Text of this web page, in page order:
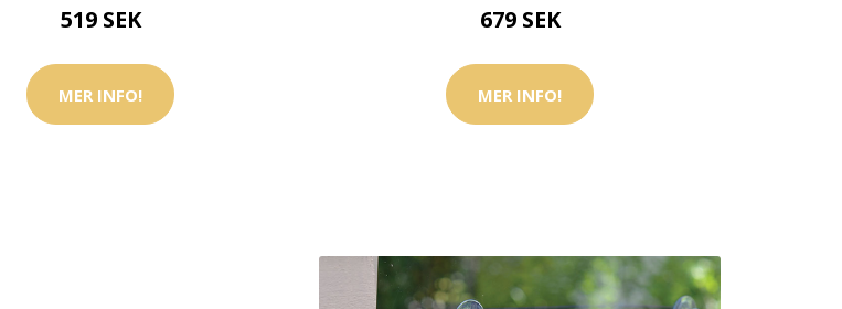
519 SEK
MER INFO!
679 SEK
MER INFO!